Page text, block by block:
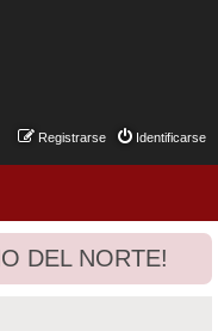
Identificarse
Registrarse
DEL NORTE!